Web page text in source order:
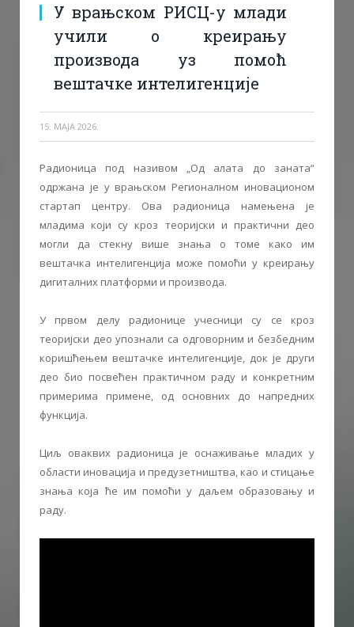
У врањском РИСЦ-у млади
учили о креирању
производа уз помоћ
вештачке интелигенције
15. МАЈА 2026.
Радионица под називом „Од алата до заната“
одржана је у врањском Регионалном иновационом
стартап центру. Ова радионица намењена је
младима који су кроз теоријски и практични део
могли да стекну више знања о томе како им
вештачка интелигенција може помоћи у креирању
дигиталних платформи и производа.
У првом делу радионице учесници су се кроз
теоријски део упознали са одговорним и безбедним
коришћењем вештачке интелигенције, док је други
део био посвећен практичном раду и конкретним
примерима примене, од основних до напредних
функција.
Циљ оваквих радионица је оснаживање младих у
области иновација и предузетништва, као и стицање
знања која ће им помоћи у даљем образовању и
раду.